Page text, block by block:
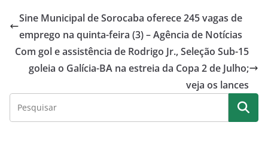
Sine Municipal de Sorocaba oferece 245 vagas de
emprego na quinta-feira (3) – Agência de Notícias
Com gol e assistência de Rodrigo Jr., Seleção Sub-15
goleia o Galícia-BA na estreia da Copa 2 de Julho;
veja os lances